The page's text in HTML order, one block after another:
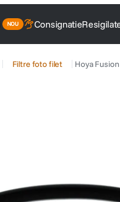
Consignatie
Filtre foto filet Hoya